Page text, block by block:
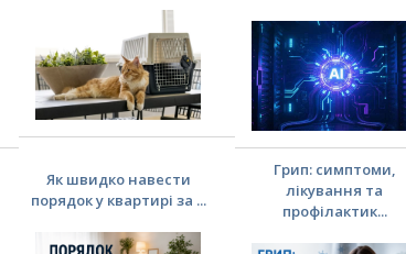
Як швидко навести
порядок у квартирі за ...
Грип: симптоми,
лікування та
профілактик...